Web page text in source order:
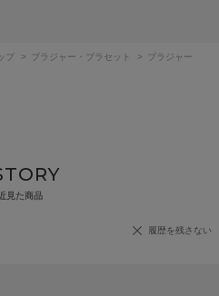
プ > ブラジャー・ブラセット >
ブラジャー
見た商品
履歴を残さない